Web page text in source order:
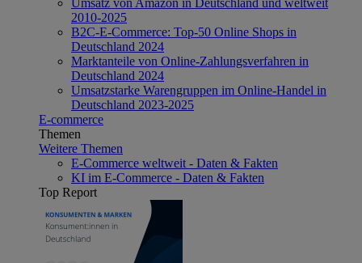
2010-2025
B2C-E-Commerce: Top-50 Online Shops in
Deutschland 2024
Marktanteile von Online-Zahlungsverfahren in
Deutschland 2024
Umsatzstarke Warengruppen im Online-Handel in
Deutschland 2023-2025
E-commerce
Themen
Weitere Themen
E-Commerce weltweit - Daten & Fakten
KI im E-Commerce - Daten & Fakten
Top Report